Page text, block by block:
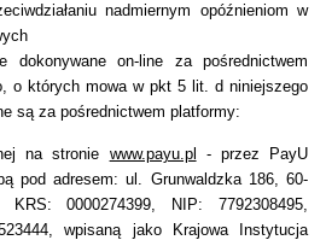
nadmiernym opóźnieniom w
dokonywane on-line za pośrednictwem
o których mowa w pkt 5 lit. d niniejszego
są za pośrednictwem platformy:
na stronie www.payu.pl
- przez PayU
pod adresem: ul. Grunwaldzka 186, 60-
KRS: 0000274399, NIP: 7792308495,
wpisaną jako Krajowa Instytucja